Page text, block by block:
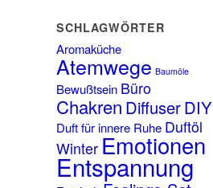
SCHLAGWÖRTER
Aromaküche
Atemwege Baumöle
Bewußtsein Büro
Chakren DiffuserDIY
Duft für innere Ruhe Duftöl
Winter Emotionen
Entspannung